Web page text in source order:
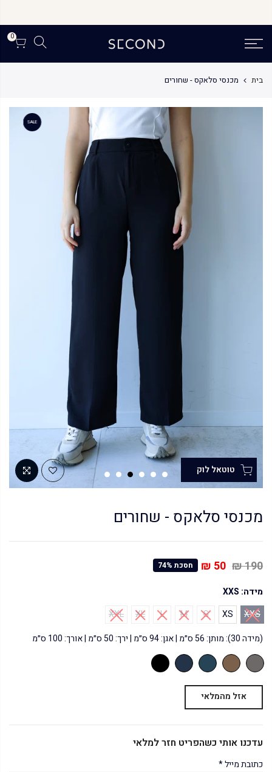
0
בית מכנסי סלאקס - שחורים
SALE
מכנסי סלאקס - שחורים
190 ₪
50 ₪ חסכת 74%
מידה: XXS
XXS
XS
S
M
L
XL
XXL
(מידה 30): מותן: 56 ס״מ | אגן: 94 ס״מ | ירך: 50 ס״מ | אורך: 100 ס״מ
אזל מהמלאי
עדכנו אותי כשהפריט חזר למלאי
כתובת מייל*